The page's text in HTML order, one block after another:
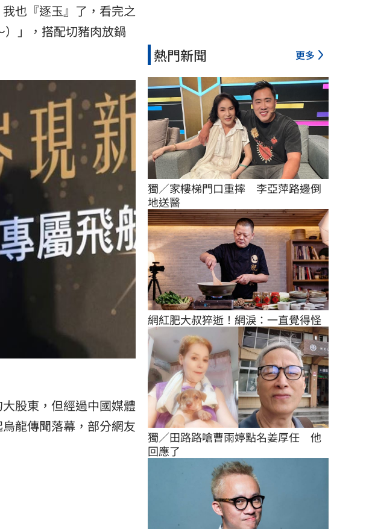
也『逐玉』了，看完之
」，搭配切豬肉放鍋
股東，但經過中國媒體
龍傳聞落幕，部分網友
熱門新聞 更多
獨／家樓梯門口重摔　李亞萍路邊倒
地送醫
網紅肥大叔猝逝！網淚：一直覺得怪
獨／田路路嗆曹雨婷點名姜厚任　他
回應了